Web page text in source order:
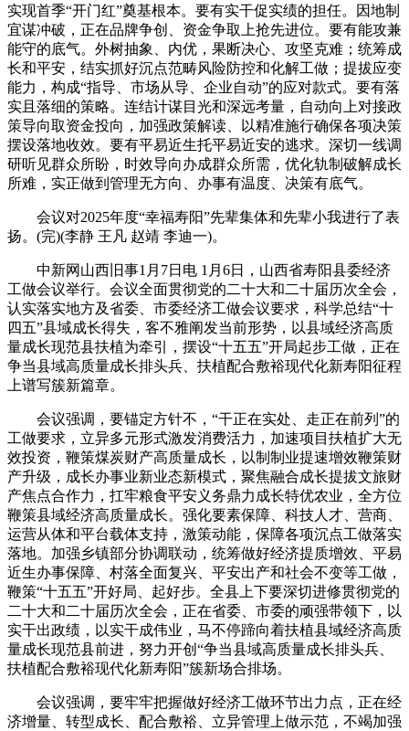
实现首季“开门红”奠基根本。要有实干促实绩的担任。因地制
宜谋冲破，正在品牌争创、资金争取上抢先进位。要有能攻兼
能守的底气。外树抽象、内优，果断决心、攻坚克难；统筹成
长和平安，结实抓好沉点范畴风险防控和化解工做；提拔应变
能力，构成“指导、市场从导、企业自动”的应对款式。要有落
实且落细的策略。连结计谋目光和深远考量，自动向上对接政
策导向取资金投向，加强政策解读、以精准施行确保各项决策
摆设落地收效。要有平易近生托平易近安的逃求。深切一线调
研听见群众所盼，时效导向办成群众所需，优化轨制破解成长
所难，实正做到管理无方向、办事有温度、决策有底气。
会议对2025年度“幸福寿阳”先辈集体和先辈小我进行了表
扬。(完)(李静 王凡 赵靖 李迪一)。
中新网山西旧事1月7日电 1月6日，山西省寿阳县委经济
工做会议举行。会议全面贯彻党的二十大和二十届历次全会，
认实落实地方及省委、市委经济工做会议要求，科学总结“十
四五”县域成长得失，客不雅阐发当前形势，以县域经济高质
量成长现范县扶植为牵引，摆设“十五五”开局起步工做，正在
争当县域高质量成长排头兵、扶植配合敷裕现代化新寿阳征程
上谱写簇新篇章。
会议强调，要锚定方针不，“干正在实处、走正在前列”的
工做要求，立异多元形式激发消费活力，加速项目扶植扩大无
效投资，鞭策煤炭财产高质量成长，以制制业提速增效鞭策财
产升级，成长办事业新业态新模式，聚焦融合成长提拔文旅财
产焦点合作力，扛牢粮食平安义务鼎力成长特优农业，全方位
鞭策县域经济高质量成长。强化要素保障、科技人才、营商、
运营从体和平台载体支持，激策动能，保障各项沉点工做落实
落地。加强乡镇部分协调联动，统筹做好经济提质增效、平易
近生办事保障、村落全面复兴、平安出产和社会不变等工做，
鞭策“十五五”开好局、起好步。全县上下要深切进修贯彻党的
二十大和二十届历次全会，正在省委、市委的顽强带领下，以
实干出政绩，以实干成伟业，马不停蹄向着扶植县域经济高质
量成长现范县前进，努力开创“争当县域高质量成长排头兵、
扶植配合敷裕现代化新寿阳”簇新场合排场。
会议强调，要牢牢把握做好经济工做环节出力点，正在经
济增量、转型成长、配合敷裕、立异管理上做示范，不竭加强